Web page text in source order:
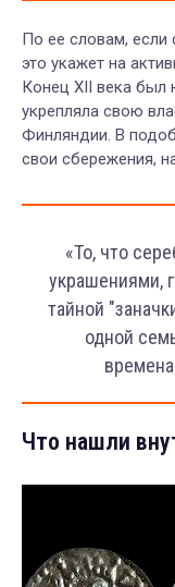
По ее словам, если
это укажет на
Конец XII века
укрепляла свою
Финляндии. В
свои сбережения,
«То, что
украшениями,
тайной
одной
Что нашли